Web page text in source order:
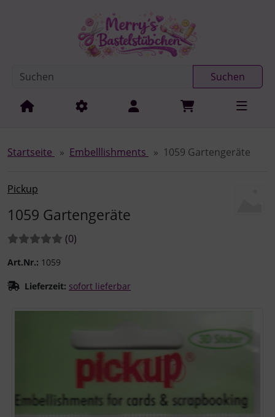
Springe zur Navigation
Suchen
Startseite Embelllishments 1059 Gartengeräte
Pickup
1059 Gartengeräte
Bewertungen:
(0Bewertungen
)
Art.Nr.: 1059
Lieferzeit: sofort lieferbar
Wenn mehr als ein Produktbild existiert, können Sie die